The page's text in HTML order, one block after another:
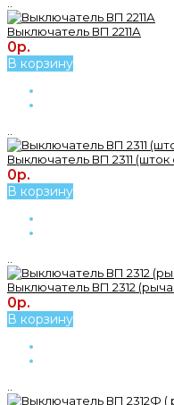
Выключатель ВП 2211А
0р.
В корзину
Выключатель ВП 2311
0р.
В корзину
Выключатель ВП 2312
0р.
В корзину